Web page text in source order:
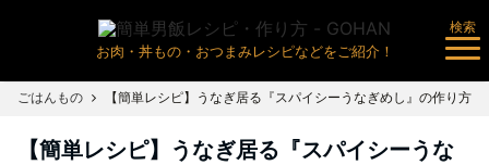
お肉・丼もの・おつまみレシピなどをご紹介！
検索
ごはんもの 【簡単レシピ】うなぎ居る『スパイシーうなぎめし』の作り方
【簡単レシピ】うなぎ居る『スパイシーうな